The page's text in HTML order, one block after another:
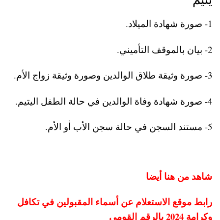
1- صورة شهادة الميلاد.
2- بيان بالموقف التأميني.
3- صورة وثیقة طلاق الوالدين وصورة وثيقة زواج الأم.
4- صورة شهادة وفاة الوالدين في حالة الطفل اليتيم.
5- مستند السجن في حالة سجن الأب أو الأم.
شاهد من هنا أيضا
رابط موقع الاستعلام عن أسماء المقبولين في تكافل
وكرامة 2024 بالرقم القومي